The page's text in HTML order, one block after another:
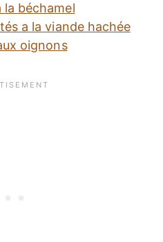
la béchamel
a la viande hachée
oignons